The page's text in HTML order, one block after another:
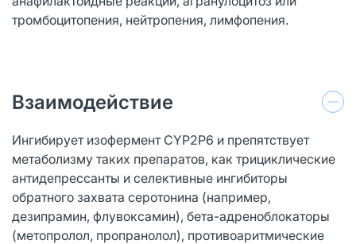
тромбоцитопения, нейтропения, лимфопения.
Взаимодействие
Ингибирует изофермент CYP2P6 и препятствует
метаболизму таких препаратов, как трициклические
антидепрессанты и селективные ингибиторы
обратного захвата серотонина (например,
дезипрамин, флувоксамин), бета-адреноблокаторы
(метопролол, пропранолол), противоаритмические